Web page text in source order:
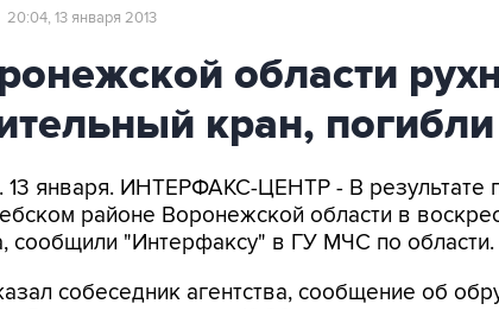
20:04, 13 января 2013
области
кран,
января. ИНТЕРФАКС-ЦЕНТР - В результате
районе Воронежской области в
сообщили "Интерфаксу" в ГУ МЧС по области.
собеседник агентства, сообщение об